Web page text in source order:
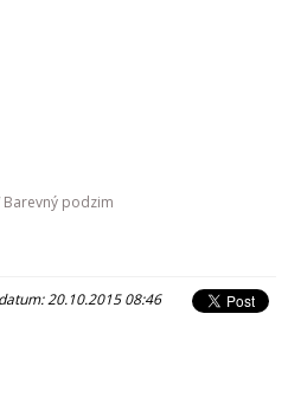
Barevný podzim
datum: 20.10.2015 08:46